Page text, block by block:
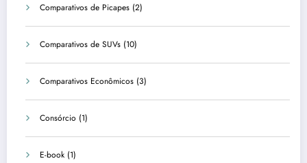
Comparativos de Picapes (2)
Comparativos de SUVs (10)
Comparativos Econômicos (3)
Consórcio (1)
E-book (1)